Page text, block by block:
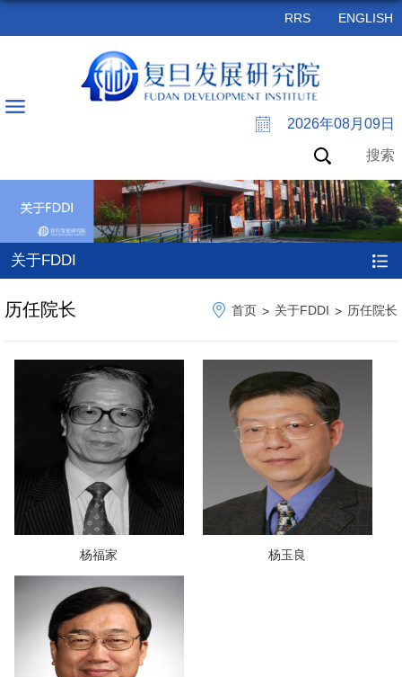
RRS ENGLISH
2026年08月09日
搜索
关于FDDI
历任院长 首页 > 关于FDDI > 历任院长
杨福家 杨玉良